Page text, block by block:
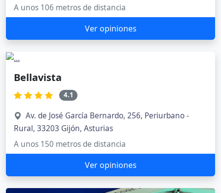
A unos 106 metros de distancia
Ver opiniones
Bellavista
4.1
Av. de José García Bernardo, 256, Periurbano -
Rural, 33203 Gijón, Asturias
A unos 150 metros de distancia
Ver opiniones